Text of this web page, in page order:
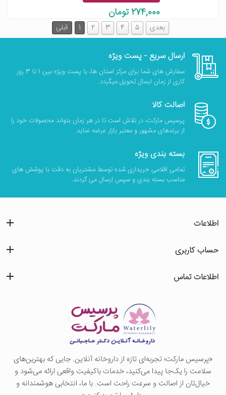
274,000 تومان
قبلی 1 2 3 4 5 بعدی
ارسال سریع - پست ویژه
سفارش های شما برای مرکز استان ها، با پست ویژه بین 1 تا 3 روز
کاری از زمان ارسال تحویل میگردد.
اصالت کالا
پرسیس مارکت، در تلاش است تا در هر زمان بتواند محصولات خود را
از برندهای مشهور و معتبر بازار عرضه نماید.
بسته بندی ویژه
تمامی اقلامی خریداری شده توسط مشتریان به دقت با پوشش های
مناسب بسته بندی و سپس ارسال می گردند.
«پرسيس ماركت؛ تجربه‌ای تازه از داروخانه آنلاین. جایی که بهترین‌های
سلامت را یک‌جا پیدا می‌کنید، خدمات باکیفیت واقعی ارائه می‌شود و
خیال‌تان از اصالت و سرعت راحت است. با ما، انتخابی هوشمندانه و
اطلاعات
حساب کاربری
اطلاعات تماس